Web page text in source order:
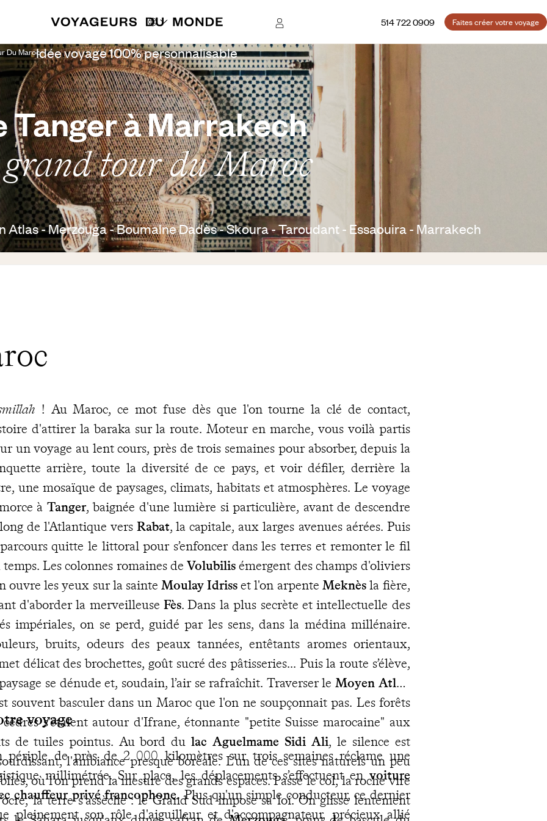
514 722 0909 Faites créer votre voyage
Du MarocIdée voyage 100% personnalisable
Tanger à Marrakech
tour du Maroc
Atlas - Merzouga - Boumalne Dadès - Skoura - Taroudant - Essaouira - Marrakech
! Au Maroc, ce mot fuse dès que l'on tourne la clé de contact,
d'attirer la baraka sur la route. Moteur en marche, vous voilà partis
un voyage au lent cours, près de trois semaines pour absorber, depuis la
arrière, toute la diversité de ce pays, et voir défiler, derrière la
une mosaïque de paysages, climats, habitats et atmosphères. Le voyage
à Tanger, baignée d'une lumière si particulière, avant de descendre
de l'Atlantique vers Rabat, la capitale, aux larges avenues aérées. Puis
quitte le littoral pour s’enfoncer dans les terres et remonter le fil
Les colonnes romaines de Volubilisémergent des champs d'oliviers
ouvre les yeux sur la sainte Moulay Idrisset l'on arpente Meknèsla fière,
d'aborder la merveilleuse Fès. Dans la plus secrète et intellectuelle des
impériales, on se perd, guidé par les sens, dans la médina millénaire.
bruits, odeurs des peaux tannées, entêtants aromes orientaux,
délicat des brochettes, goût sucré des pâtisseries... Puis la route s’élève,
se dénude et, soudain, l’air se rafraîchit. Traverser le Moyen Atlas
souvent basculer dans un Maroc que l'on ne soupçonnait pas. Les forêts
cèdres s'étalent autour d'Ifrane, étonnante "petite Suisse marocaine" aux
de tuiles pointus. Au bord du lac Aguelmame Sidi Ali, le silence est
l'ambiance presque boréale. L'un de ces sites naturels un peu
où l'on prend la mesure des grands espaces. Passé le col, la roche vire
la terre s'assèche : le Grand Sud impose sa loi. On glisse lentement
voyage
périple de près de 2 000 kilomètres sur trois semaines réclame une
millimétrée. Sur place, les déplacements s’effectuent envoiture
chauffeur privé francophone.Plus qu'un simple conducteur, ce dernier
pleinement son rôle d'aiguilleur et d'accompagnateur, précieux allié